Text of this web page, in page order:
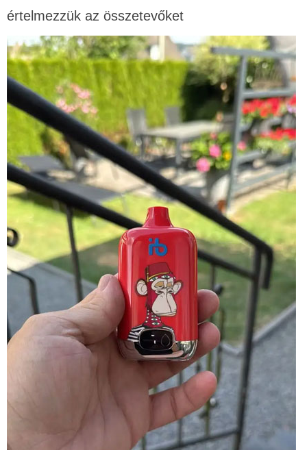
értelmezzük az összetevőket